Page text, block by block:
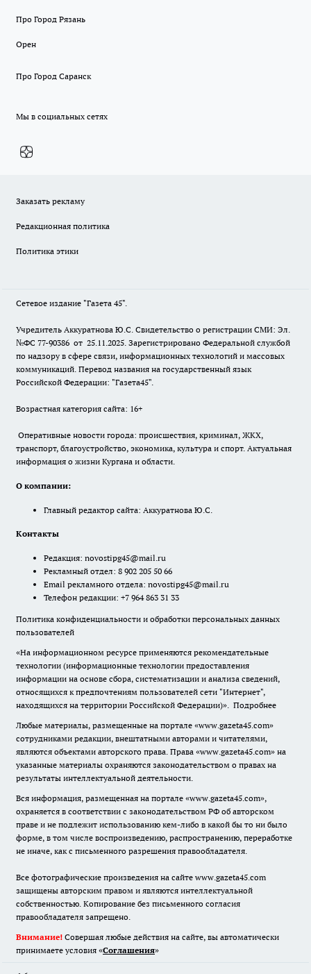
Про Город Рязань
Орен
Про Город Саранск
Мы в социальных сетях
Заказать рекламу
Редакционная политика
Политика этики
Сетевое издание "Газета 45".
Учредитель Аккуратнова Ю.С. Свидетельство о регистрации СМИ: Эл.
№ФС 77-90386 от 25.11.2025. Зарегистрировано Федеральной службой
по надзору в сфере связи, информационных технологий и массовых
коммуникаций. Перевод названия на государственный язык
Российской Федерации: "Газета45".
Возрастная категория сайта: 16+
Оперативные новости города: происшествия, криминал, ЖКХ,
транспорт, благоустройство, экономика, культура и спорт. Актуальная
информация о жизни Кургана и области.
О компании:
Главный редактор сайта: Аккуратнова Ю.С.
Контакты
Редакция: novostipg45@mail.ru
Рекламный отдел: 8 902 205 50 66
Email рекламного отдела: novostipg45@mail.ru
Телефон редакции: +7 964 863 31 33
Политика конфиденциальности и обработки персональных данных
пользователей
«На информационном ресурсе применяются рекомендательные
технологии (информационные технологии предоставления
информации на основе сбора, систематизации и анализа сведений,
относящихся к предпочтениям пользователей сети "Интернет",
находящихся на территории Российской Федерации)». Подробнее
Любые материалы, размещенные на портале «www.gazeta45.com»
сотрудниками редакции, внештатными авторами и читателями,
являются объектами авторского права. Права «www.gazeta45.com» на
указанные материалы охраняются законодательством о правах на
результаты интеллектуальной деятельности.
Вся информация, размещенная на портале «www.gazeta45.com»,
охраняется в соответствии с законодательством РФ об авторском
праве и не подлежит использованию кем-либо в какой бы то ни было
форме, в том числе воспроизведению, распространению, переработке
не иначе, как с письменного разрешения правообладателя.
Все фотографические произведения на сайте www.gazeta45.com
защищены авторским правом и являются интеллектуальной
собственностью. Копирование без письменного согласия
правообладателя запрещено.
Внимание! Совершая любые действия на сайте, вы автоматически
принимаете условия «Cоглашения»